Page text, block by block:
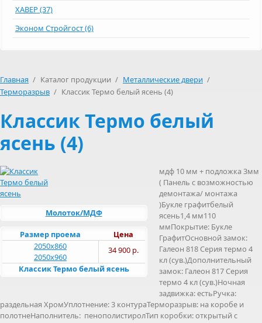
ХАВЕР (37)
Эконом Стройгост (6)
Главная / Каталог продукции / Металлические двери /
Терморазрыв / Классик Термо белый ясень (4)
Классик Термо белый
ясень (4)
Молоток/МДФ
Цена
Размер проема
34 900 р.
2050х860
2050х960
Классик Термо белый ясень
мдф 10 мм + подложка 3мм
( Панель с возможностью
демонтажа/ монтажа
)Букле графитбелый
ясень1,4 мм110
ммПокрытие: Букле
ГрафитОсновной замок:
Галеон 818 Серия термо 4
кл (сув.)Дополнительный
замок: Галеон 817 Серия
термо 4 кл (сув.)Ночная
задвижка: естьРучка:
раздельная ХромУплотнение: 3 контураТерморазрыв: на коробе и
полотнеНаполнитель: пенополистиролТип коробки: открытый c